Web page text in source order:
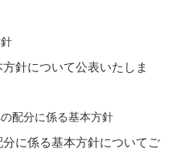
針について公表いたしま
配分に係る基本方針
に係る基本方針についてご